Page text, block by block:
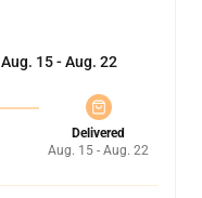
Aug. 15 - Aug. 22
Delivered
Aug. 15 - Aug. 22